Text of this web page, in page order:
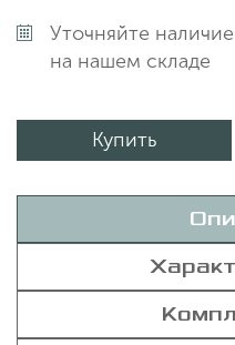
Уточняйте
на нашем складе
Купить